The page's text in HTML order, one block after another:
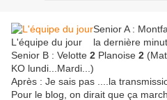
L'équipe du jour
Senior A :
la dernière
Senior B : Velotte 2 Planoise 2
KO lundi...Mardi...)
Après : Je sais pas ....la
Pour le blog, on dirait que ça